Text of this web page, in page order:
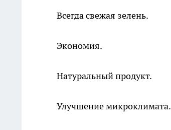
Всегда свежая зелень.
Экономия.
Натуральный продукт.
Улучшение микроклимата.